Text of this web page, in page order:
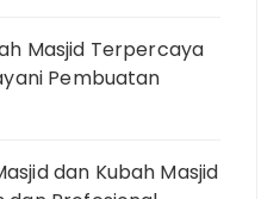
Masjid Terpercaya
Pembuatan
dan Kubah Masjid